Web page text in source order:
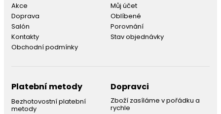
Akce
Doprava
Salón
Kontakty
Obchodní podmínky
Můj účet
Oblíbené
Porovnání
Stav objednávky
Platební metody
Bezhotovostní platební
metody
Dopravci
Zboží zasíláme v pořádku a
rychle